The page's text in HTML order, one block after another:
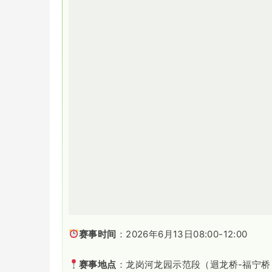
赛事时间 ：2026年6月13日08:00-12:00
赛事地点 ：龙岗河龙园示范段（迴龙桥-福宁